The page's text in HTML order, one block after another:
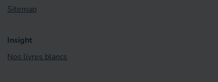
Sitemap
Insight
Nos livres blancs